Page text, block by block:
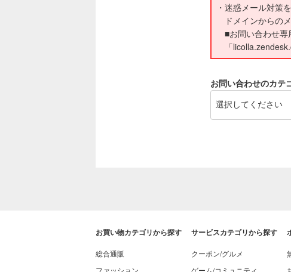
迷惑メール対策
ドメインからの
■お問い合わせ専
「
お問い合わせのカテ
お買い物カテゴリから探す
総合通販
サービスカテゴリから探す
クーポン/グルメ